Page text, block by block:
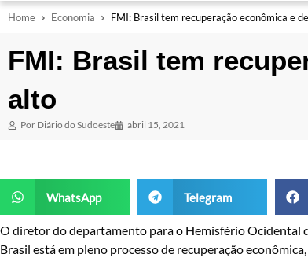
Home Economia FMI: Brasil tem recuperação econômica e
FMI: Brasil tem
alto
Por Diário do Sudoeste abril 15, 2021
WhatsApp Telegram
O diretor do departamento para o Hemisfério
Brasil está em pleno processo de recuperação